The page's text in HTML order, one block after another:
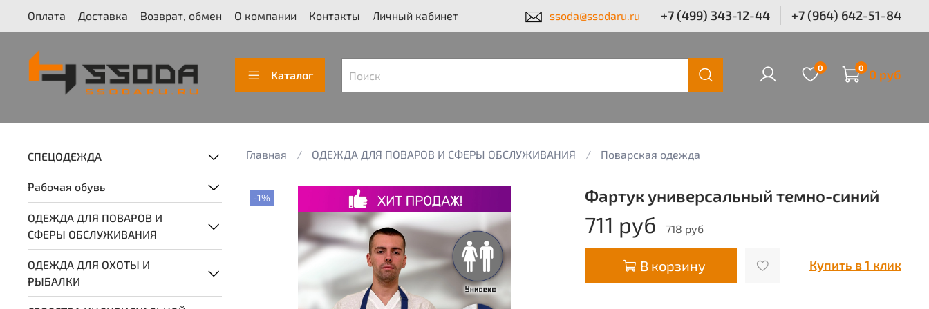
Оплата Доставка Возврат, обмен О компании Контакты Личный кабинет ssoda@ssodaru.ru +7 (499) 343-12-44 +7 (964) 642-51-84
Каталог
0 0 0 руб
Главная ОДЕЖДА ДЛЯ ПОВАРОВ И СФЕРЫ ОБСЛУЖИВАНИЯ Поварская одежда
-1% Фартук универсальный темно-синий
711 руб 718 руб
В корзину Купить в 1 клик
СПЕЦОДЕЖДА
Рабочая обувь
ОДЕЖДА ДЛЯ ПОВАРОВ И
СФЕРЫ ОБСЛУЖИВАНИЯ
ОДЕЖДА ДЛЯ ОХОТЫ И
РЫБАЛКИ